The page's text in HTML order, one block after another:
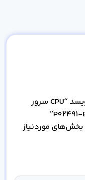
اولین کسی باشید که دیدگاهی می نویسد “CPU سرور
بخش‌های موردنیاز